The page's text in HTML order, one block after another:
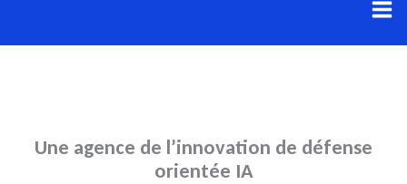
au
Une agence de l’innovation de défense
orientée IA